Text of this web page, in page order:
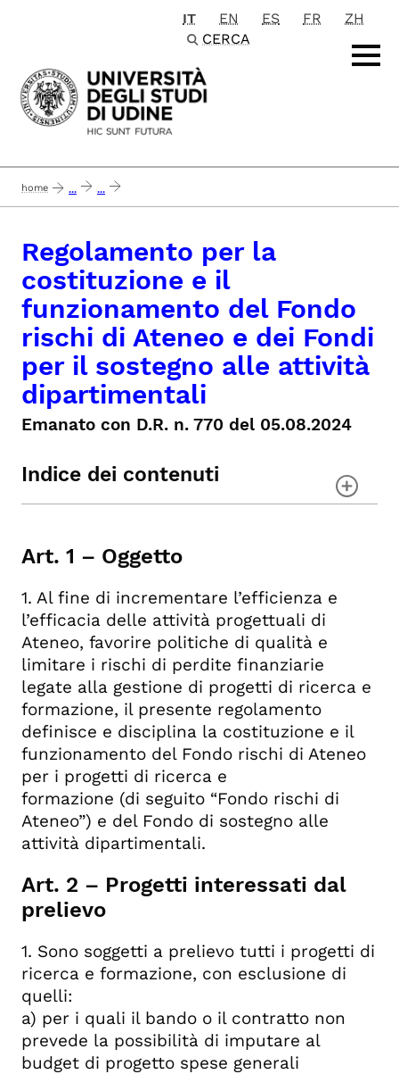
Passa al contenuto principale
IT EN ES FR
ZH
CERCA
home ... ...
Regolamento per la
costituzione e il
funzionamento del Fondo
rischi di Ateneo e dei Fondi
per il sostegno alle attività
dipartimentali
Emanato con D.R. n. 770 del 05.08.2024
Indice dei contenuti
prelievo
prelievo
Art. 4 – Utilizzo del Fondo rischi di
Ateneo
Art. 5 – Utilizzo del Fondo per il
sostegno delle attività dipartimentali
Art. 6 – Entrata in vigore
Art. 1 – Oggetto
1. Al fine di incrementare l’efficienza e
l’efficacia delle attività progettuali di
Ateneo, favorire politiche di qualità e
limitare i rischi di perdite finanziarie
legate alla gestione di progetti di ricerca e
formazione, il presente regolamento
definisce e disciplina la costituzione e il
funzionamento del Fondo rischi di Ateneo
per i progetti di ricerca e
formazione (di seguito “Fondo rischi di
Ateneo”) e del Fondo di sostegno alle
attività dipartimentali.
Art. 2 – Progetti interessati dal
prelievo
1. Sono soggetti a prelievo tutti i progetti di
ricerca e formazione, con esclusione di
quelli:
a) per i quali il bando o il contratto non
prevede la possibilità di imputare al
budget di progetto spese generali